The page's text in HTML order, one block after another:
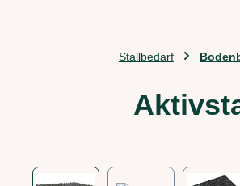
Stallbedarf
Bildergalerie überspringen